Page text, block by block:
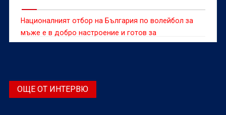
Националният отбор на България по волейбол за
мъже е в добро настроение и готов за
предстоящите мачове от турнира на Лигата на
ОЩЕ ОТ ИНТЕРВЮ